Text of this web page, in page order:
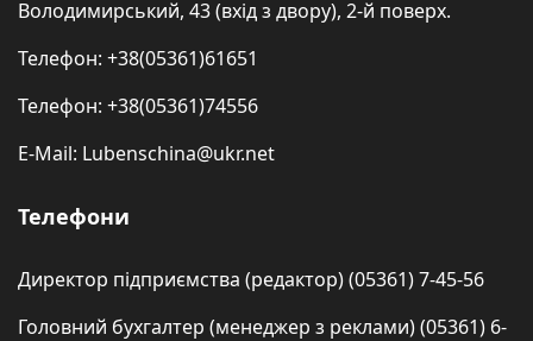
Володимирський, 43 (вхід з двору), 2-й поверх.
Телефон: +38(05361)61651
Телефон: +38(05361)74556
E-Mail: Lubenschina@ukr.net
Телефони
Директор підприємства (редактор) (05361) 7-45-56
Головний бухгалтер (менеджер з реклами) (05361) 6-